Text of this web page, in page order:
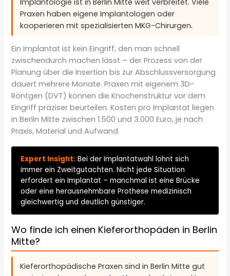
Implantologie ist in Berlin Mitte weit verbreitet. Viele
Praxen haben eigene Implantologen oder
kooperieren mit spezialisierten MKG-Chirurgen.
Ein Implantat ist kein Eingriff, den man schnell
zwischendurch machen lässt – der Prozess von der
Planung über die Insertion bis zur Abschlussversorgung
dauert mehrere Monate. Praxen mit eigenem 3D-
Röntgen (DVT) können die Knochenstruktur vor dem
Eingriff präziser beurteilen. Kosten pro Implantat liegen
in Berlin Mitte zwischen 1.500 und 3.000 Euro, je nach
Praxis, Material und Aufwand.
Expert Insight: Bei der Implantatwahl lohnt sich
immer ein Zweitgutachten. Nicht jede Situation
erfordert ein Implantat – manchmal ist eine Brücke
oder eine herausnehmbare Prothese medizinisch
gleichwertig und deutlich günstiger.
Wo finde ich einen Kieferorthopäden in Berlin
Mitte?
Kieferorthopädische Praxen sind in Berlin Mitte gut